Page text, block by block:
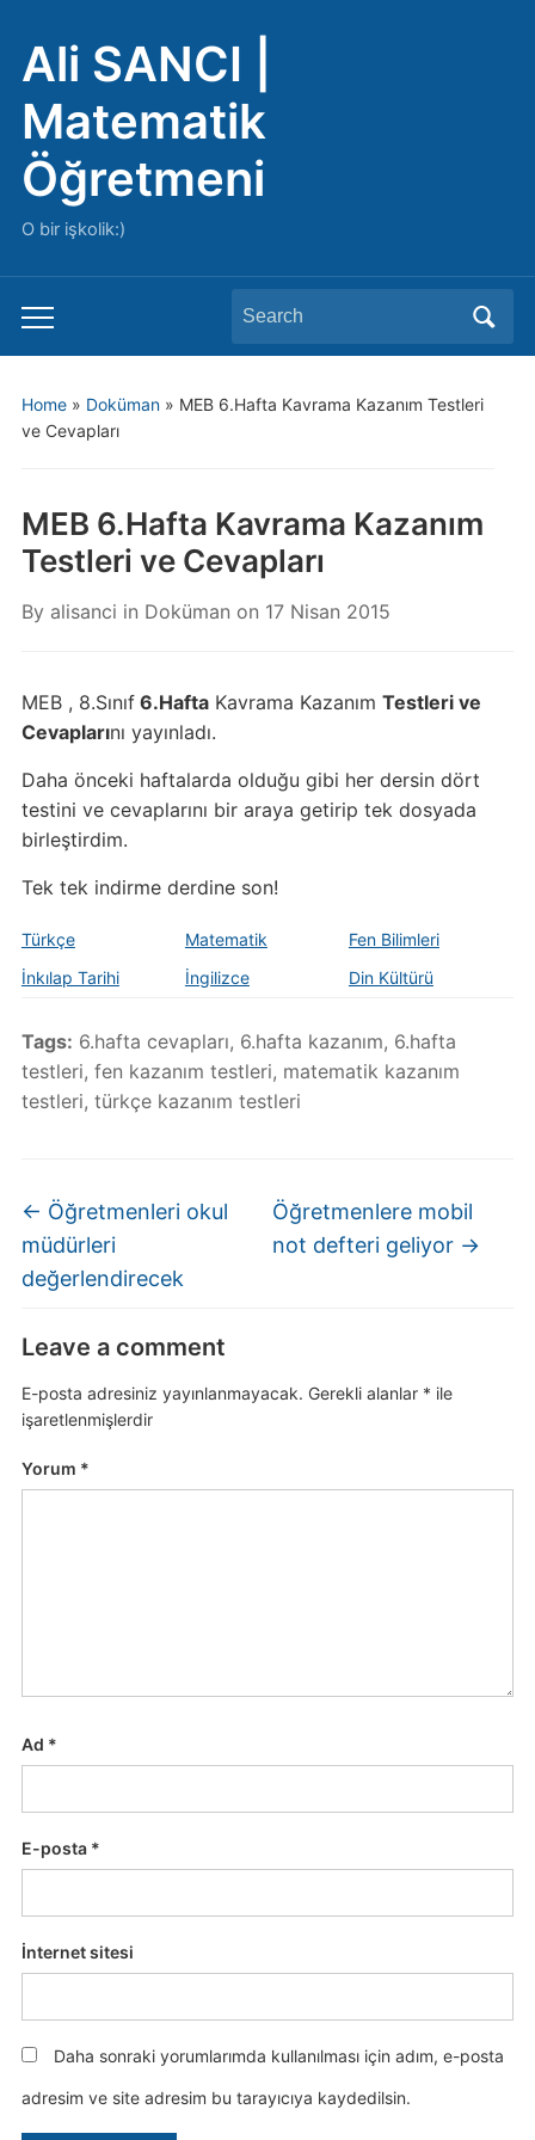
Ali SANCI |
Matematik
Öğretmeni
O bir işkolik:)
Toggle
mobile
Search
for:
Home» Doküman» MEB 6.Hafta Kavrama Kazanım Testleri
ve Cevapları
MEB 6.Hafta Kavrama Kazanım
Testleri ve Cevapları
By alisanci in Doküman on 17 Nisan 2015
MEB , 8.Sınıf6.HaftaKavrama Kazanım Testleri ve
Cevaplarını yayınladı.
Daha önceki haftalarda olduğu gibi her dersin dört
testini ve cevaplarını bir araya getirip tek dosyada
birleştirdim.
Tek tek indirme derdine son!
Türkçe Matematik
Fen Bilimleri
İnkılap Tarihi
İngilizce Din Kültürü
Tags: 6.hafta cevapları, 6.hafta kazanım, 6.hafta
testleri, fen kazanım testleri, matematik kazanım
testleri, türkçe kazanım testleri
← Öğretmenleri okul
müdürleri
değerlendirecek
Öğretmenlere mobil
not defteri geliyor →
Leave a comment
E-posta adresiniz yayınlanmayacak. Gerekli alanlar * ile
işaretlenmişlerdir
Yorum *
Ad *
E-posta *
İnternet sitesi
Daha sonraki yorumlarımda kullanılması için adım, e-posta
adresim ve site adresim bu tarayıcıya kaydedilsin.